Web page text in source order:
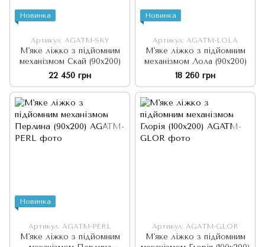
Новинка
Артикул: AGATM-SKY
М'яке ліжко з підйомним
механізмом Скай (90х200)
22 450 грн
Новинка
Артикул: AGATM-LOLA
М'яке ліжко з підйомним
механізмом Лола (90х200)
18 260 грн
Новинка
Артикул: AGATM-PERL
М'яке ліжко з підйомним
Артикул: AGATM-GLOR
М'яке ліжко з підйомним